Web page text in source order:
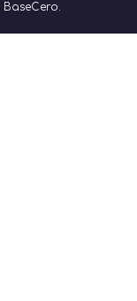
BaseCero.